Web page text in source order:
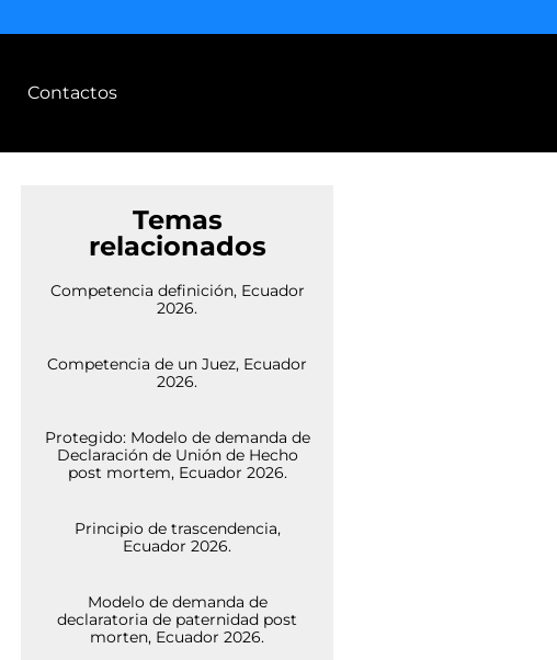
Contactos
Temas
relacionados
Competencia definición, Ecuador
2026.
Competencia de un Juez, Ecuador
2026.
Protegido: Modelo de demanda de
Declaración de Unión de Hecho
post mortem, Ecuador 2026.
Principio de trascendencia,
Ecuador 2026.
Modelo de demanda de
declaratoria de paternidad post
morten, Ecuador 2026.